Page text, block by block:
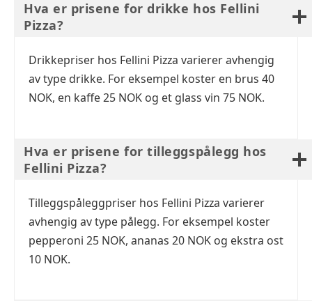
Hva er prisene for drikke hos Fellini
Pizza?
Drikkepriser hos Fellini Pizza varierer avhengig
av type drikke. For eksempel koster en brus 40
NOK, en kaffe 25 NOK og et glass vin 75 NOK.
Hva er prisene for tilleggspålegg hos
Fellini Pizza?
Tilleggspåleggpriser hos Fellini Pizza varierer
avhengig av type pålegg. For eksempel koster
pepperoni 25 NOK, ananas 20 NOK og ekstra ost
10 NOK.